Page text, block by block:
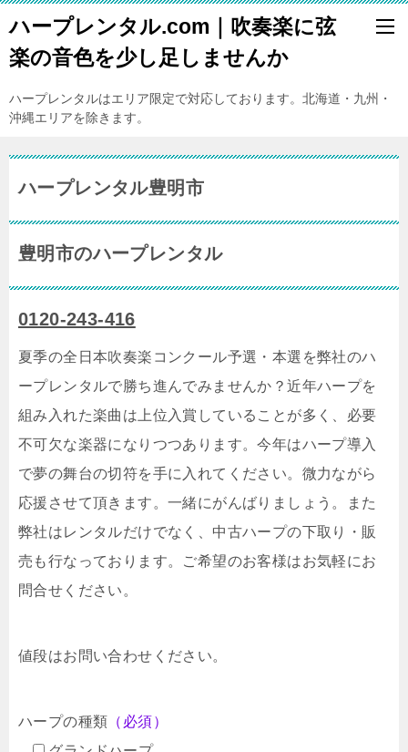
ハープレンタル.com｜吹奏楽に弦
楽の音色を少し足しませんか
ハープレンタルはエリア限定で対応しております。北海道・九州・
沖縄エリアを除きます。
ハープレンタル豊明市
豊明市のハープレンタル
0120-243-416
夏季の全日本吹奏楽コンクール予選・本選を弊社のハ
ープレンタルで勝ち進んでみませんか？近年ハープを
組み入れた楽曲は上位入賞していることが多く、必要
不可欠な楽器になりつつあります。今年はハープ導入
で夢の舞台の切符を手に入れてください。微力ながら
応援させて頂きます。一緒にがんばりましょう。また
弊社はレンタルだけでなく、中古ハープの下取り・販
売も行なっております。ご希望のお客様はお気軽にお
問合せください。
値段はお問い合わせください。
ハープの種類 （必須）